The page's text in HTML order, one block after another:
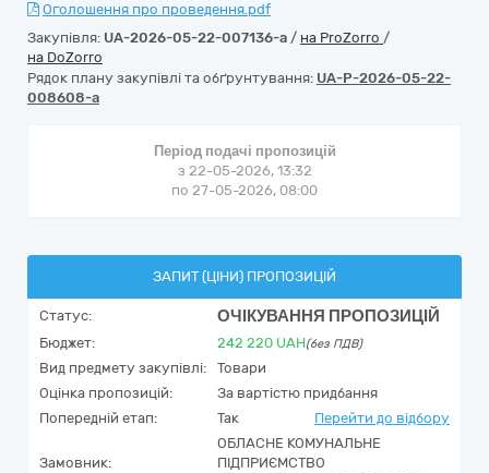
Оголошення про проведення.pdf
Закупівля: UA-2026-05-22-007136-a / на ProZorro /
на DoZorro
Рядок плану закупівлі та обґрунтування: UA-P-2026-05-22-
008608-a
Період подачі пропозицій
з 22-05-2026, 13:32
по 27-05-2026, 08:00
ЗАПИТ (ЦІНИ) ПРОПОЗИЦІЙ
Статус: ОЧІКУВАННЯ ПРОПОЗИЦІЙ
Бюджет: 242 220 UAH(без ПДВ)
Вид предмету закупівлі:
Товари
Оцінка пропозицій:
За вартістю придбання
Попередній етап:
Так Перейти до відбору
Замовник:
ОБЛАСНЕ КОМУНАЛЬНЕ
ПІДПРИЄМСТВО